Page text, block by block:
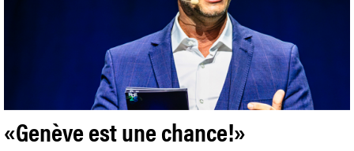
«Genève est une chance!»